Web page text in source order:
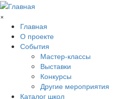
Перейти к основному содержанию
×
Главная
О проекте
События
Мастер-классы
Выставки
Конкурсы
Другие мероприятия
Каталог школ